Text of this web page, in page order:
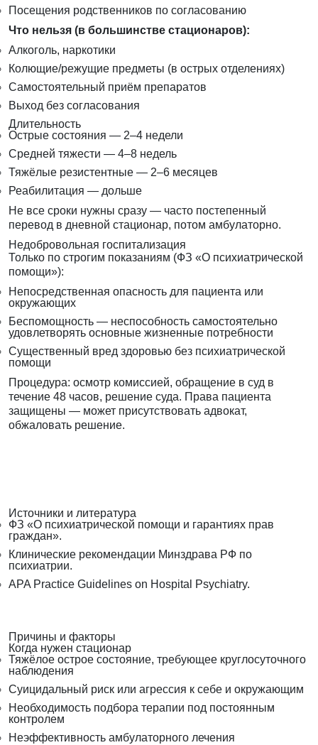
Посещения родственников по согласованию
Что нельзя (в большинстве стационаров):
Алкоголь, наркотики
Колющие/режущие предметы (в острых отделениях)
Самостоятельный приём препаратов
Выход без согласования
Длительность
Острые состояния — 2–4 недели
Средней тяжести — 4–8 недель
Тяжёлые резистентные — 2–6 месяцев
Реабилитация — дольше
Не все сроки нужны сразу — часто постепенный
перевод в дневной стационар, потом амбулаторно.
Недобровольная госпитализация
Только по строгим показаниям (ФЗ «О психиатрической
помощи»):
Непосредственная опасность для пациента или
окружающих
Беспомощность — неспособность самостоятельно
удовлетворять основные жизненные потребности
Существенный вред здоровью без психиатрической
помощи
Процедура: осмотр комиссией, обращение в суд в
течение 48 часов, решение суда. Права пациента
защищены — может присутствовать адвокат,
обжаловать решение.
Источники и литература
ФЗ «О психиатрической помощи и гарантиях прав
граждан».
Клинические рекомендации Минздрава РФ по
психиатрии.
APA Practice Guidelines on Hospital Psychiatry.
Причины и факторы
Когда нужен стационар
Тяжёлое острое состояние, требующее круглосуточного
наблюдения
Суицидальный риск или агрессия к себе и окружающим
Необходимость подбора терапии под постоянным
контролем
Неэффективность амбулаторного лечения